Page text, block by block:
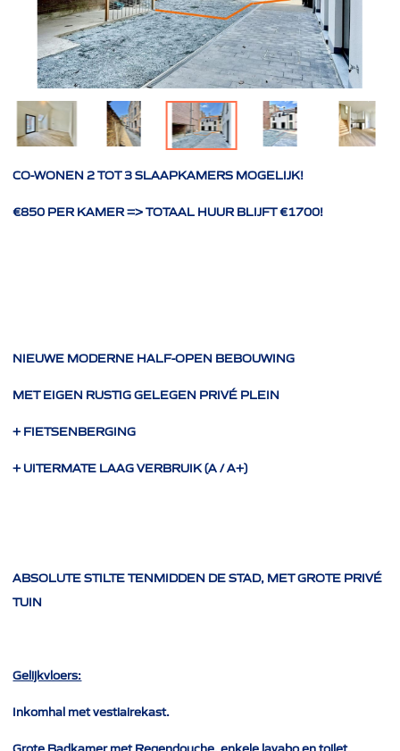
CO-WONEN 2 TOT 3 SLAAPKAMERS MOGELIJK!
€850 PER KAMER => TOTAAL HUUR BLIJFT €1700!
NIEUWE MODERNE HALF-OPEN BEBOUWING
MET EIGEN RUSTIG GELEGEN PRIVÉ PLEIN
+ FIETSENBERGING
+ UITERMATE LAAG VERBRUIK (A / A+)
ABSOLUTE STILTE TENMIDDEN DE STAD, MET GROTE PRIVÉ
TUIN
Gelijkvloers:
Inkomhal met vestiairekast.